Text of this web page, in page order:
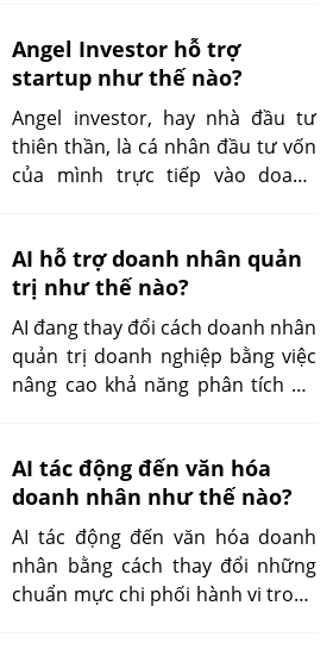
Việt Nam, các doanh nhân thành
công thường phải đối mặt với
những thách thức đặc thù như sự
thay đổi nhanh của thị trường,
cạnh tranh ngày càng cao và yêu
cầu liên tục đổi mới.
Angel Investor hỗ trợ
startup như thế nào?
Angel investor, hay nhà đầu tư
thiên thần, là cá nhân đầu tư vốn
của mình trực tiếp vào doanh
seed hoặc đôi khi Series A. Đổi lại,
nhà đầu tư thường nhận cổ phần,
quyền mua cổ phần trong tương
lai hoặc một công cụ đầu tư có
thể chuyển đổi thành cổ phần.
AI hỗ trợ doanh nhân quản
trị như thế nào?
AI đang thay đổi cách doanh nhân
quản trị doanh nghiệp bằng việc
nâng cao khả năng phân tích dữ
kinh nghiệm cá nhân, doanh
nhân có thể sử dụng AI như một
công cụ hỗ trợ tư duy giúp nhìn
nhận hoạt động kinh doanh toàn
diện hơn.
AI tác động đến văn hóa
doanh nhân như thế nào?
AI tác động đến văn hóa doanh
nhân bằng cách thay đổi những
chuẩn mực chi phối hành vi trong